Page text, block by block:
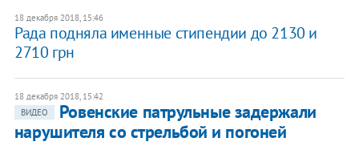
18 декабря 2018, 15:46
Рада подняла именные стипендии до 2130 и
2710 грн
18 декабря 2018, 15:42
ВИДЕО
Ровенские патрульные задержали
нарушителя со стрельбой и погоней